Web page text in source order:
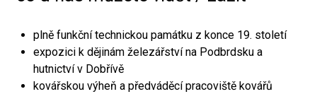
plně funkční technickou památku z konce 19. století
expozici k dějinám železářství na Podbrdsku a
hutnictví v Dobřívě
kovářskou výheň a předváděcí pracoviště kovářů